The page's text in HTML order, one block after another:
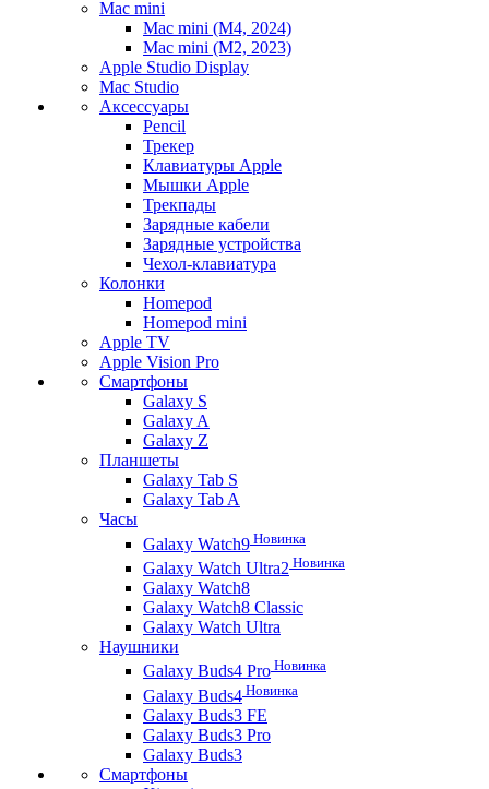
Mac mini
Mac mini (M4, 2024)
Mac mini (M2, 2023)
Apple Studio Display
Mac Studio
Аксессуары
Pencil
Трекер
Клавиатуры Apple
Мышки Apple
Трекпады
Зарядные кабели
Зарядные устройства
Чехол-клавиатура
Колонки
Homepod
Homepod mini
Apple TV
Apple Vision Pro
Смартфоны
Galaxy S
Galaxy A
Galaxy Z
Планшеты
Galaxy Tab S
Galaxy Tab A
Часы
Galaxy Watch9 Новинка
Galaxy Watch Ultra2 Новинка
Galaxy Watch8
Galaxy Watch8 Classic
Galaxy Watch Ultra
Наушники
Galaxy Buds4 Pro Новинка
Galaxy Buds4 Новинка
Galaxy Buds3 FE
Galaxy Buds3 Pro
Galaxy Buds3
Смартфоны